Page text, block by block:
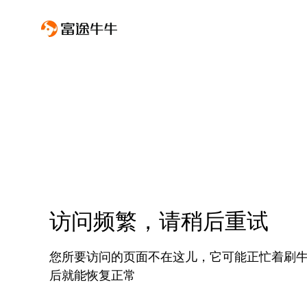
访问频繁，请稍后重试
您所要访问的页面不在这儿，它可能正忙着刷
后就能恢复正常